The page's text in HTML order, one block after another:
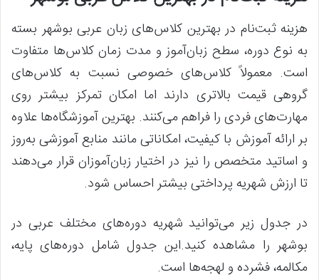
هزینه ثبت‌نام در بهترین کلاس‌های زبان عربی بوشهر بسته
به نوع دوره، سطح زبان‌آموز و مدت زمان کلاس‌ها متفاوت
است. معمولاً کلاس‌های خصوصی نسبت به کلاس‌های
گروهی قیمت بالاتری دارند اما امکان تمرکز بیشتر روی
مهارت‌های فردی را فراهم می‌کنند. بهترین آموزشگاه‌ها علاوه
بر ارائه آموزش با کیفیت، امکاناتی مانند منابع آموزشی به‌روز
و اساتید متخصص را نیز در اختیار زبان‌آموزان قرار می‌دهند
تا ارزش شهریه پرداختی بیشتر احساس شود.
در جدول زیر می‌توانید شهریه دوره‌های مختلف عربی در
بوشهر را مشاهده کنید.این جدول شامل دوره‌های پایه،
مکالمه، فشرده و لهجه‌ها است.